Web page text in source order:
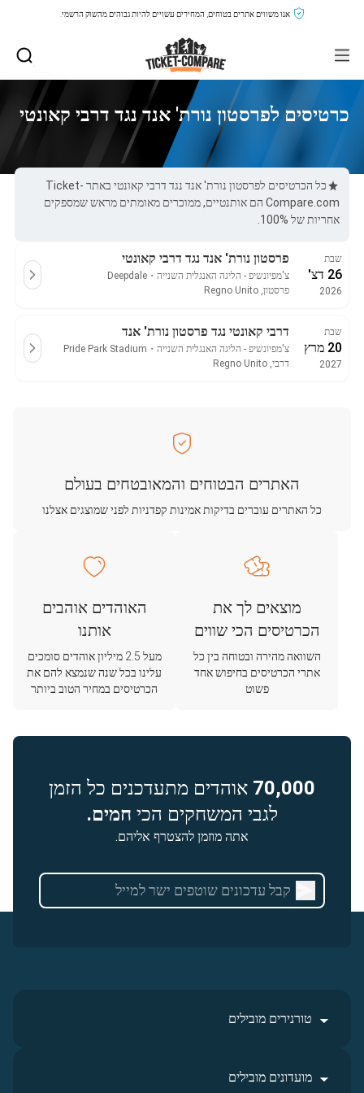
אנו משווים אתרים בטוחים, המחירים עשויים להיות גבוהים מהשוק הרשמי.
כרטיסים לפרסטון נורת' אנד נגד דרבי קאונטי
כל הכרטיסים לפרסטון נורת' אנד נגד דרבי קאונטי באתר Ticket-
Compare.com הם אותנטיים, ממוכרים מאומתים מראש שמספקים
אחריות של 100%.
שבת
26 דצ'
2026
פרסטון נורת' אנד נגד דרבי קאונטי
צ'מפיונשיפ - הליגה האנגלית השנייה ・
Deepdale
פרסטון, Regno Unito
שבת
20 מרץ
2027
דרבי קאונטי נגד פרסטון נורת' אנד
צ'מפיונשיפ - הליגה האנגלית השנייה ・
Pride Park Stadium
דרבי, Regno Unito
האתרים הבטוחים והמאובטחים בעולם
כל האתרים עוברים בדיקות אמינות קפדניות לפני שמוצגים אצלנו
מוצאים לך את
הכרטיסים הכי שווים
השוואה מהירה ובטוחה בין כל
אתרי הכרטיסים בחיפוש אחד
פשוט
האוהדים אוהבים
אותנו
מעל 2.5 מיליון אוהדים סומכים
עלינו בכל שנה שנמצא להם את
הכרטיסים במחיר הטוב ביותר
70,000 אוהדים מתעדכנים כל הזמן
לגבי המשחקים הכי חמים.
אתה מוזמן להצטרף אליהם.
טורנירים מובילים
מועדונים מובילים